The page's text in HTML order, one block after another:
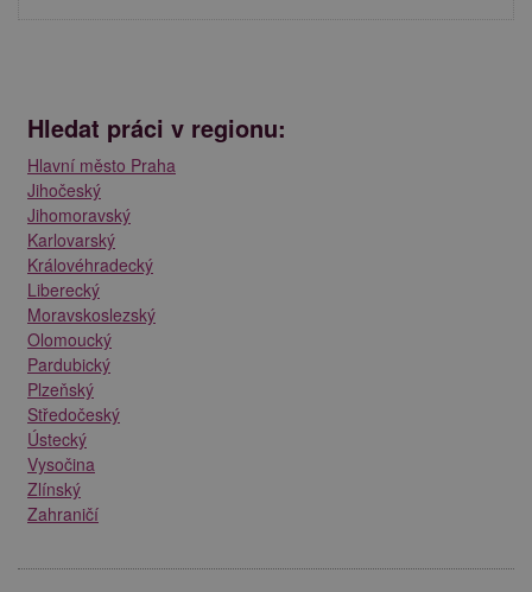
Hledat práci v regionu:
Hlavní město Praha
Jihočeský
Jihomoravský
Karlovarský
Královéhradecký
Liberecký
Moravskoslezský
Olomoucký
Pardubický
Plzeňský
Středočeský
Ústecký
Vysočina
Zlínský
Zahraničí